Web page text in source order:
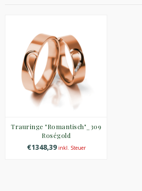
Trauringe "Romantisch"_309
Roségold
€1348,39inkl. Steuer